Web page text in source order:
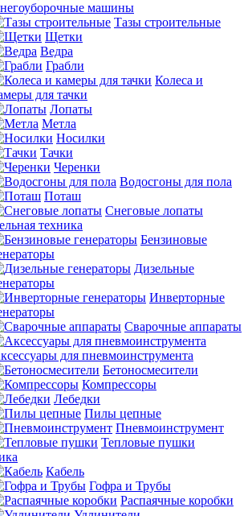
машины
Тазы строительные
Щетки
Ведра
Грабли
Колеса и
для тачки
Лопаты
Метла
Носилки
Тачки
Черенки
Водосгоны для пола
Поташ
Снеговые лопаты
техника
Бензиновые
Дизельные
Инверторные
Сварочные аппараты
для пневмоинструмента
Бетоносмесители
Компрессоры
Лебедки
Пилы цепные
Пневмоинструмент
Тепловые пушки
Кабель
Гофра и Трубы
Распаячные коробки